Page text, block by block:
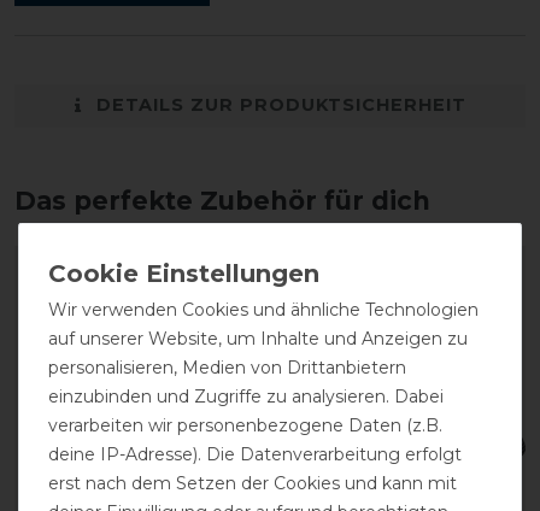
DETAILS ZUR PRODUKTSICHERHEIT
Das perfekte Zubehör für dich
Wir verwenden Cookies und ähnliche Technologien
auf unserer Website, um Inhalte und Anzeigen zu
personalisieren, Medien von Drittanbietern
einzubinden und Zugriffe zu analysieren. Dabei
verarbeiten wir personenbezogene Daten (z.B.
deine IP-Adresse). Die Datenverarbeitung erfolgt
erst nach dem Setzen der Cookies und kann mit